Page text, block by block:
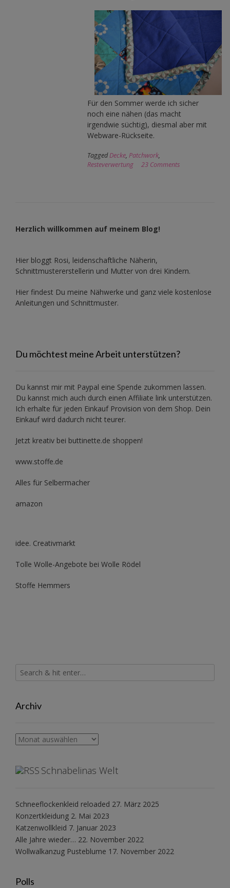
Für den Sommer werde ich sicher
noch eine nähen (das macht
irgendwie süchtig), diesmal aber mit
Webware-Rückseite.
TaggedDecke, Patchwork,
Resteverwertung
23 Comments
Herzlich willkommen auf meinem Blog!
Hier bloggt Rosi, leidenschaftliche Näherin,
Schnittmustererstellerin und Mutter von drei Kindern.
Hier findest Du meine Nähwerke und ganz viele kostenlose
Anleitungen und Schnittmuster.
Du möchtest meine Arbeit unterstützen?
Du kannst mir mit Paypal eine Spende zukommen lassen.
Du kannst mich auch durch einen Affiliate link unterstützen.
Ich erhalte für jeden Einkauf Provision von dem Shop. Dein
Einkauf wird dadurch nicht teurer.
Jetzt kreativ bei buttinette.de shoppen!
www.stoffe.de
Alles für Selbermacher
amazon
idee. Creativmarkt
Tolle Wolle-Angebote bei Wolle Rödel
Stoffe Hemmers
Archiv
Archiv
Schnabelinas Welt
Schneeflockenkleid reloaded 27. März 2025
Konzertkleidung 2. Mai 2023
Katzenwollkleid 7. Januar 2023
Alle Jahre wieder… 22. November 2022
Wollwalkanzug Pusteblume 17. November 2022
Polls